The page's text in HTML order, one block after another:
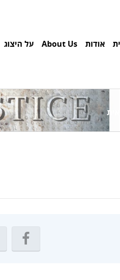
אודות About Us על היצוג